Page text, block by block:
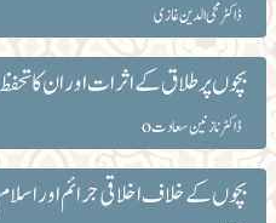
ڈاکٹرمحی الدین غازی
بچوں پر طلاق کے اثرات اور ان کا تحفظ
ڈاکٹر نازنین سعادت o
بچوں کے خلاف اخلاقی جرائم اور اسلام